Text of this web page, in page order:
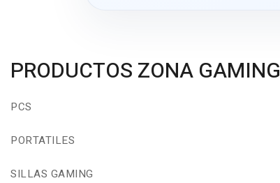
PRODUCTOS ZONA GAMING
PCS
PORTATILES
SILLAS GAMING